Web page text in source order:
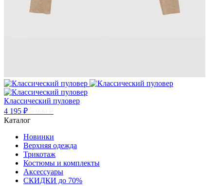
Классический пуловер
4 195 ₽
Каталог
Новинки
Верхняя одежда
Трикотаж
Костюмы и комплекты
Аксессуары
СКИДКИ до 70%